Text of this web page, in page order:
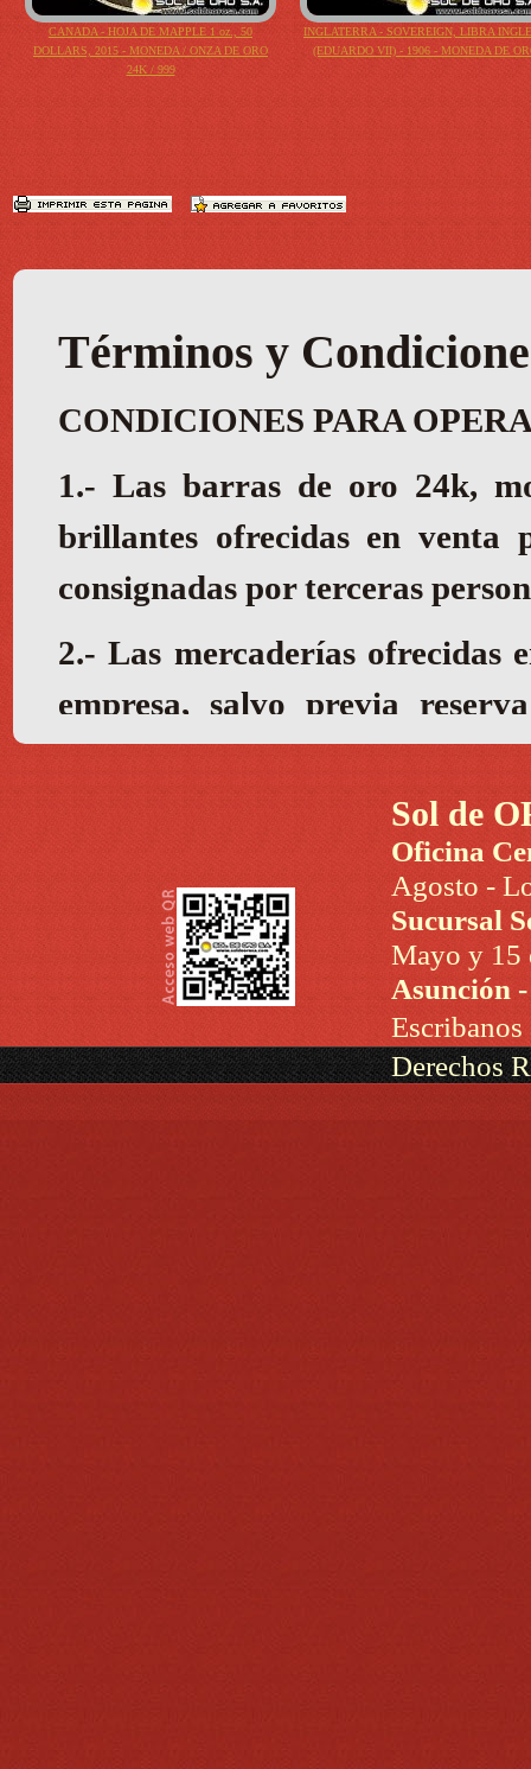
CANADA - HOJA DE MAPPLE 1 oz., 50
DOLLARS, 2015 - MONEDA / ONZA DE ORO
24K / 999
INGLATERRA - SOVEREIGN, LIBRA
(EDUARDO VII) - 1906 - MONEDA DE
Sol de
Oficina
Agosto -
Sucursal
Mayo y 15
Asunción
Derechos